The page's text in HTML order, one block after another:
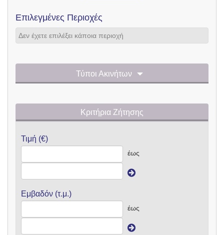
Επιλεγμένες Περιοχές
Δεν έχετε επιλέξει κάποια περιοχή
Τύποι Ακινήτων
Κριτήρια Ζήτησης
Τιμή (€)
έως
Εμβαδόν (τ.μ.)
έως